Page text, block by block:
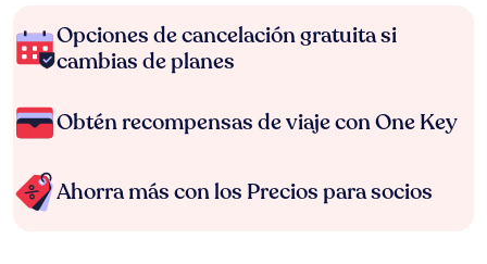
Opciones de cancelación gratuita si
cambias de planes
Obtén recompensas de viaje con One Key
Ahorra más con los Precios para socios